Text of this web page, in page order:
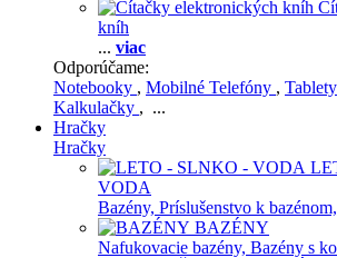
kníh
... viac
Odporúčame:
Notebooky , Mobilné Telefóny ,
Kalkulačky , ...
Hračky
Hračky
VODA
Bazény, Príslušenstvo k bazénom,
BAZÉNY
Nafukovacie bazény, Bazény s